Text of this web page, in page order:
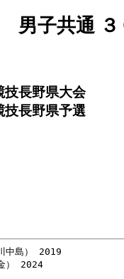
男子共通
技長野県大会
技長野県予選
中島） 2019
） 2024